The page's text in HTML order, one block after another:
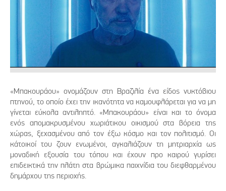
«Μπακουράου» ονομάζουν στη Βραζιλία ένα είδος νυκτόβιου
πτηνού, το οποίο έχει την ικανότητα να καμουφλάρεται για να μη
γίνεται εύκολα αντιληπτό. «Μπακουράου» είναι και το όνομα
ενός απομακρυσμένου χωριάτικου οικισμού στα βόρεια της
χώρας, ξεχασμένου από τον έξω κόσμο και τον πολιτισμό. Οι
κάτοικοί του ζουν ενωμένοι, αγκαλιάζουν τη μητριαρχία ως
μοναδική εξουσία του τόπου και έχουν προ καιρού γυρίσει
επιδεικτικά την πλάτη στα βρώμικα παιχνίδια του διεφθαρμένου
δημάρχου της περιοχής.